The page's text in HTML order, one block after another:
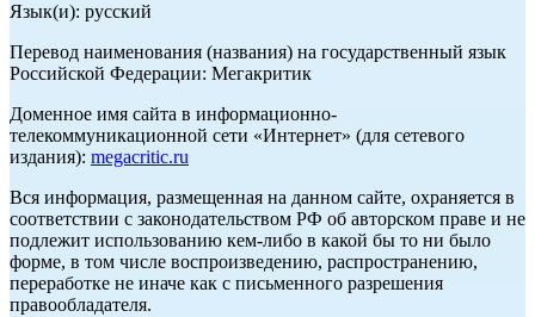
Язык(и): русский
Перевод наименования (названия) на государственный язык
Российской Федерации: Мегакритик
Доменное имя сайта в информационно-
телекоммуникационной сети «Интернет» (для сетевого
издания): megacritic.ru
Вся информация, размещенная на данном сайте, охраняется в
соответствии с законодательством РФ об авторском праве и не
подлежит использованию кем-либо в какой бы то ни было
форме, в том числе воспроизведению, распространению,
переработке не иначе как с письменного разрешения
правообладателя.